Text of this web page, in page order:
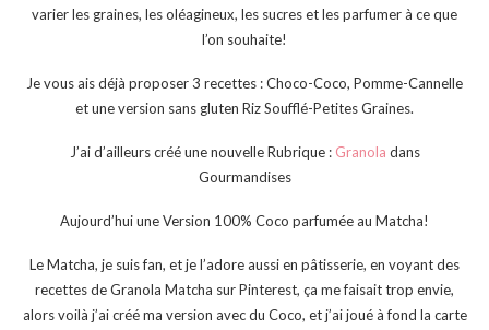
varier les graines, les oléagineux, les sucres et les parfumer à ce que
l’on souhaite!
Je vous ais déjà proposer 3 recettes : Choco-Coco, Pomme-Cannelle
et une version sans gluten Riz Soufflé-Petites Graines.
J’ai d’ailleurs créé une nouvelle Rubrique : Granola dans
Gourmandises
Aujourd’hui une Version 100% Coco parfumée au Matcha!
Le Matcha, je suis fan, et je l’adore aussi en pâtisserie, en voyant des
recettes de Granola Matcha sur Pinterest, ça me faisait trop envie,
alors voilà j’ai créé ma version avec du Coco, et j’ai joué à fond la carte